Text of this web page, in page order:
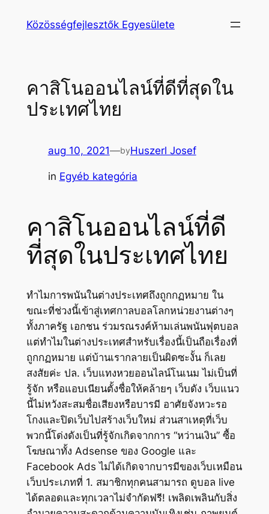
Közösségfejlesztők Egyesülete
คาสิโนออนไลน์ที่ดีที่สุดใน
ประเทศไทย
aug 10, 2021—byHuszerl Josef
in Egyéb kategória
คาสิโนออนไลน์ที่ดี
ที่สุดในประเทศไทย
ทำไมการพนันในต่างประเทศถึงถูกกฏหมาย ใน
ขณะที่ช่วงนี้เข้าสู่เทศกาลบอลโลกหน่วยงานต่างๆ
ทั้งภาครัฐ เอกชน ร่วมรณรงค์ห้ามเล่นพนันฟุตบอล
แต่ทำไมในต่างประเทศสำหรับเรื่องนี้เป็นถือเรื่องที่
ถูกกฏหมาย แต่บ้านเรากลายเป็นผิดซะงั้น ก็เลย
สงสัยค่ะ ปล. เว็บแทงหวยออนไลน์โนเนม ไม่เป็นที่
รู้จัก หรือแอบเนียนตั้งชื่อให้คล้ายๆ เว็บดัง เว็บแนว
นี้ไม่หวังสะสมชื่อเสียงหรือบารมี อาศัยจังหวะรอ
โกงและปิดเว็บไปสร้างเว็บใหม่ ส่วนสาเหตุที่เว็บ
พวกนี้โด่งดังเป็นที่รู้จักเกิดจากการ “หว่านเงิน” ซื้อ
โฆษณาทั้ง Adsense ของ Google และ
Facebook Ads ไม่ได้เกิดจากบารมีของเว็บเหมือน
เว็บประเภทที่ 1. สมาชิกทุกคนสามารถ ดูบอล live
ได้ตลอดและทุกเวลาไม่จำกัดฟรี! เพลิดเพลินกับสิ่ง